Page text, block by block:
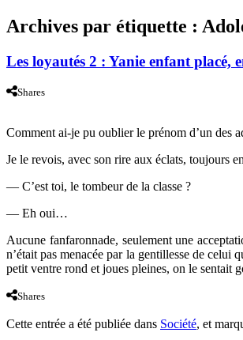
Archives par étiquette :
Les loyautés 2 : Yanie enfant placé,
Shares
Comment ai-je pu oublier le prénom d’un des
Je le revois, avec son rire aux éclats, toujours
— C’est toi, le tombeur de la classe ?
— Eh oui…
Aucune fanfaronnade, seulement une
n’était pas menacée par la gentillesse de celui
petit ventre rond et joues pleines, on le sentait
Shares
Cette entrée a été publiée dans Société, et